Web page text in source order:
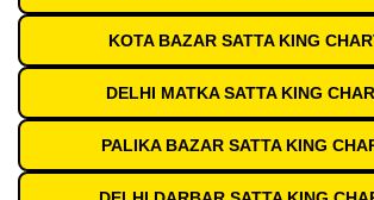
KOTA BAZAR SATTA KING
DELHI MATKA SATTA KING
PALIKA BAZAR SATTA KING